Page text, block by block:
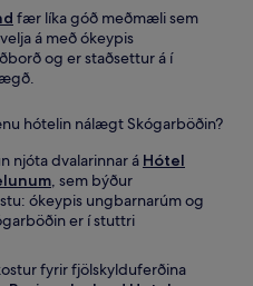
fær líka góð meðmæli sem
á með ókeypis
og er staðsettur á í
hótelin nálægt Skógarböðin?
njóta dvalarinnar á Hótel
, sem býður
ókeypis ungbarnarúm og
er í stuttri
fyrir fjölskylduferðina